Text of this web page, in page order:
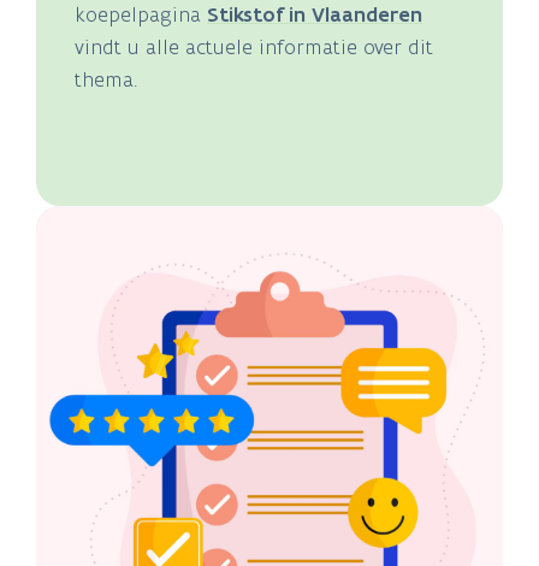
koepelpagina Stikstof in Vlaanderen
vindt u alle actuele informatie over dit
thema.